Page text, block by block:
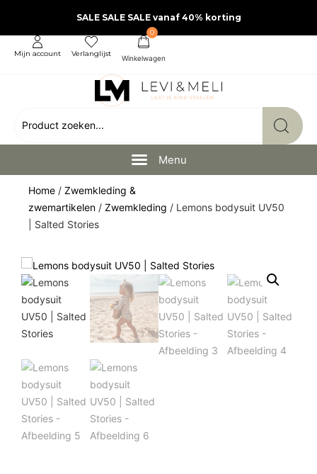
SALE SALE SALE vanaf 40% korting
Mijn account Verlanglijst
0
Home / Zwemkleding &
zwemartikelen / Zwemkleding / Lemons bodysuit UV50
| Salted Stories